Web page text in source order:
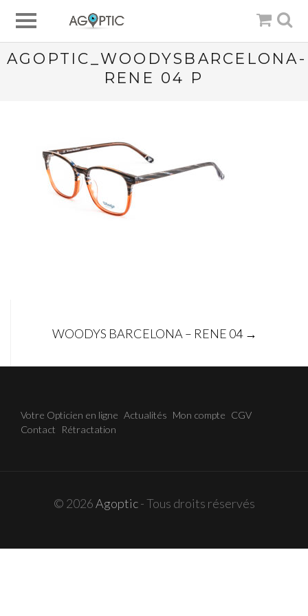
AGOPTIC_WOODYSBARCELONA-
RENE 04 P
WOODYS BARCELONA – RENE 04 →
Votre Opticien en ligne Actualités Mon compte CGV
Contact
Rétractation
© 2026Agoptic- Tous droits réservés